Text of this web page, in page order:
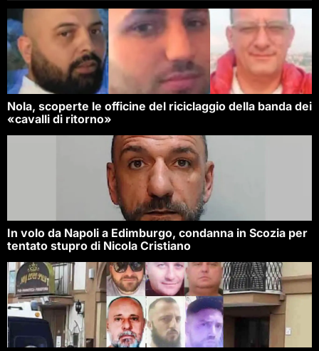
Nola, scoperte le officine del riciclaggio della banda dei
«cavalli di ritorno»
In volo da Napoli a Edimburgo, condanna in Scozia per
tentato stupro di Nicola Cristiano